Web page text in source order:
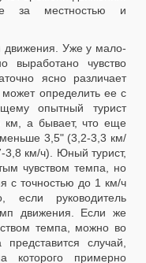
за местностью и
движения. Уже у мало-
выработано чувство
ясно различает
определить ее с
опытный турист
км, а бывает, что еще
3,5" (3,2-3,3 км/
км/ч). Юный турист,
чувством темпа, но
с точностью до 1 км/ч
если руководитель
движения. Если же
темпа, можно во
случай,
которого примерно